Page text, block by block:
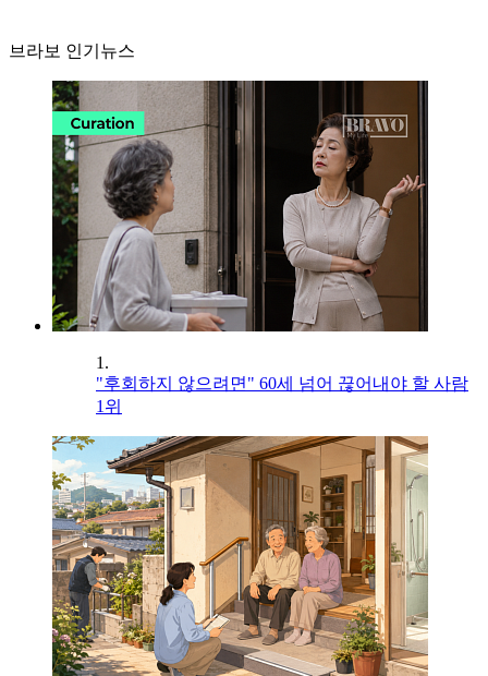
브라보 인기뉴스
1.
"후회하지 않으려면" 60세 넘어 끊어내야 할 사람
1위